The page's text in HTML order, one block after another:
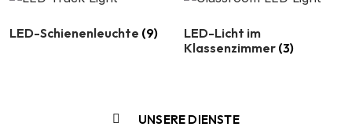
LED-Schienenleuchte (9)
LED-Licht im
Klassenzimmer (3)
UNSERE DIENSTE